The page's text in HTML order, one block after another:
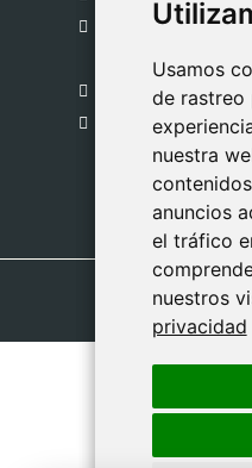
Usamos
de rastreo
nuestra
anuncios
el tráfico
nuestros
privacidad
Usamos
de rastreo
nuestra
anuncios
el tráfico
nuestros
privacidad
C. del Pradillo, 6,
Madrid
918 459 877
Lunes a Viernes
09:00 - 13:00